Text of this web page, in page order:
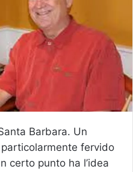
Barbara. Un
fervido
certo punto ha l’idea